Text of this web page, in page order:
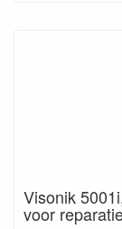
Visonik
voor